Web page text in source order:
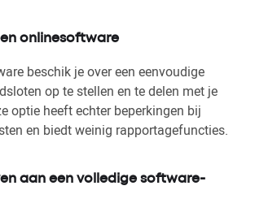
onlinesoftware
beschik je over een eenvoudige
op te stellen en te delen met je
optie heeft echter beperkingen bij
en biedt weinig rapportagefuncties.
aan een volledige software-